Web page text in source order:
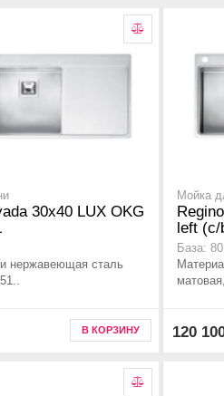
30x40 LUX OKG
нержавеющая сталь
В КОРЗИНУ
Мойка
left
База:
120